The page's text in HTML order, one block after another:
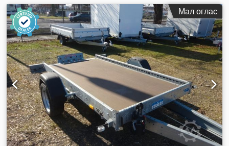
Мал оглас